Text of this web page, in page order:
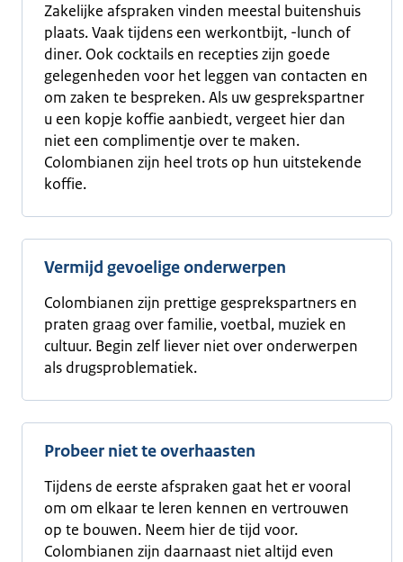
Zakelijke afspraken vinden meestal buitenshuis
plaats. Vaak tijdens een werkontbijt, -lunch of
diner. Ook cocktails en recepties zijn goede
gelegenheden voor het leggen van contacten en
om zaken te bespreken. Als uw gesprekspartner
u een kopje koffie aanbiedt, vergeet hier dan
niet een complimentje over te maken.
Colombianen zijn heel trots op hun uitstekende
koffie.
Vermijd gevoelige onderwerpen
Colombianen zijn prettige gesprekspartners en
praten graag over familie, voetbal, muziek en
cultuur. Begin zelf liever niet over onderwerpen
als drugsproblematiek.
Probeer niet te overhaasten
Tijdens de eerste afspraken gaat het er vooral
om om elkaar te leren kennen en vertrouwen
op te bouwen. Neem hier de tijd voor.
Colombianen zijn daarnaast niet altijd even